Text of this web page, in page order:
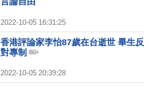
2022-10-05 16:31:25
香港評論家李怡87歲在台逝世 畢生反
對專制
2022-10-05 20:39:28